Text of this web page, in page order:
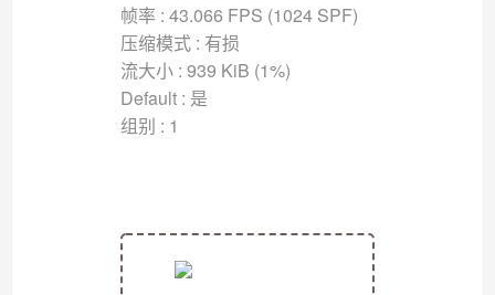
帧率 : 43.066 FPS (1024 SPF)
压缩模式 : 有损
流大小 : 939 KiB (1%)
Default : 是
组别 : 1